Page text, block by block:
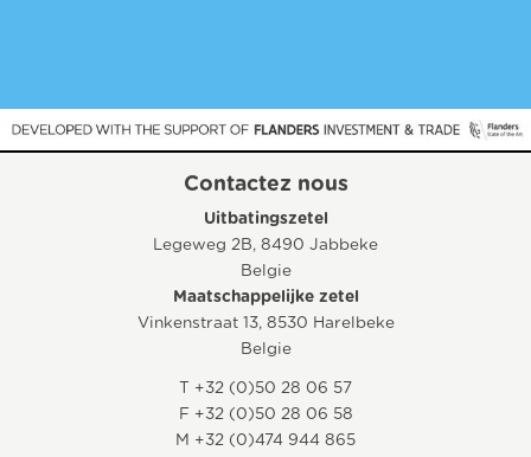
Contactez nous
Uitbatingszetel
Legeweg 2B, 8490 Jabbeke
Belgie
Maatschappelijke zetel
Vinkenstraat 13, 8530 Harelbeke
Belgie
T +32 (0)50 28 06 57
F +32 (0)50 28 06 58
M +32 (0)474 944 865